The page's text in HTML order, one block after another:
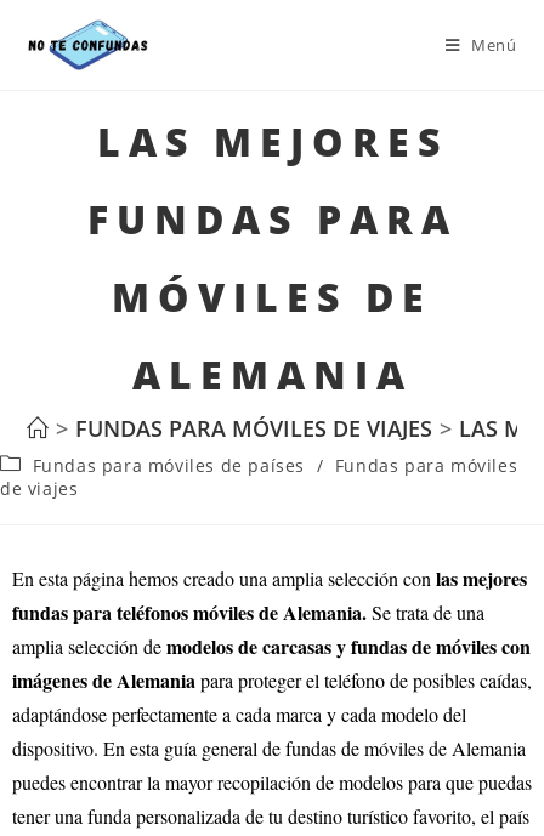
Menú
LAS MEJORES
FUNDAS PARA
MÓVILES DE
ALEMANIA
> FUNDAS PARA MÓVILES DE VIAJES > LAS
Fundas para móviles de países / Fundas para móviles
de viajes
En esta página hemos creado una amplia selección con las mejores
fundas para teléfonos móviles de Alemania.Se trata de una
amplia selección demodelos de carcasas y fundas de móviles con
imágenes de Alemaniapara proteger el teléfono de posibles caídas,
adaptándose perfectamente a cada marca y cada modelo del
dispositivo. En esta guía general de fundas de móviles de Alemania
puedes encontrar la mayor recopilación de modelos para que puedas
tener una funda personalizada de tu destino turístico favorito, el país